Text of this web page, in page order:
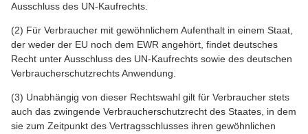
Ausschluss des UN-Kaufrechts.
(2) Für Verbraucher mit gewöhnlichem Aufenthalt in einem Staat,
der weder der EU noch dem EWR angehört, findet deutsches
Recht unter Ausschluss des UN-Kaufrechts sowie des deutschen
Verbraucherschutzrechts Anwendung.
(3) Unabhängig von dieser Rechtswahl gilt für Verbraucher stets
auch das zwingende Verbraucherschutzrecht des Staates, in dem
sie zum Zeitpunkt des Vertragsschlusses ihren gewöhnlichen